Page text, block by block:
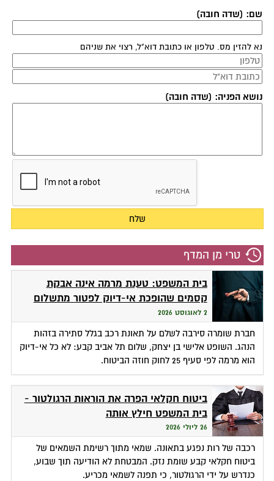
שם: (שדה חובה)
נא להזין מס. טלפון או כתובת דוא"ל, רצוי את שניהם
נושא הפניה: (שדה חובה)
טרי מן המדף
בית המשפט: טענת מרמה אינה אבקת
קסמים שהופכת אי-דיוק לפטור מתשלום
2 לאוגוסט 2026
חברת שומרה סירבה לשלם על תאונת רכב בגלל סתירה בזהות
הנהג. השופט אלישי בן יצחק, שלום תל אביב קבע: לא כל אי-דיוק
הוא מרמה לפי סעיף 25 לחוק חוזה הביטוח.
ביטוח חקלאי הפרה את הוראות הרגולטור -
בית המשפט חילץ אותה
26 ליולי 2026
רכבה של רות נפגע בתאונה. שמאי מתוך רשימת השמאים של
ביטוח חקלאי קבע שומת נזק. המבטחת לא הודיעה תוך שבוע,
כנדרש על ידי הרגולטור, כי תפנה לשמאי מכריע.